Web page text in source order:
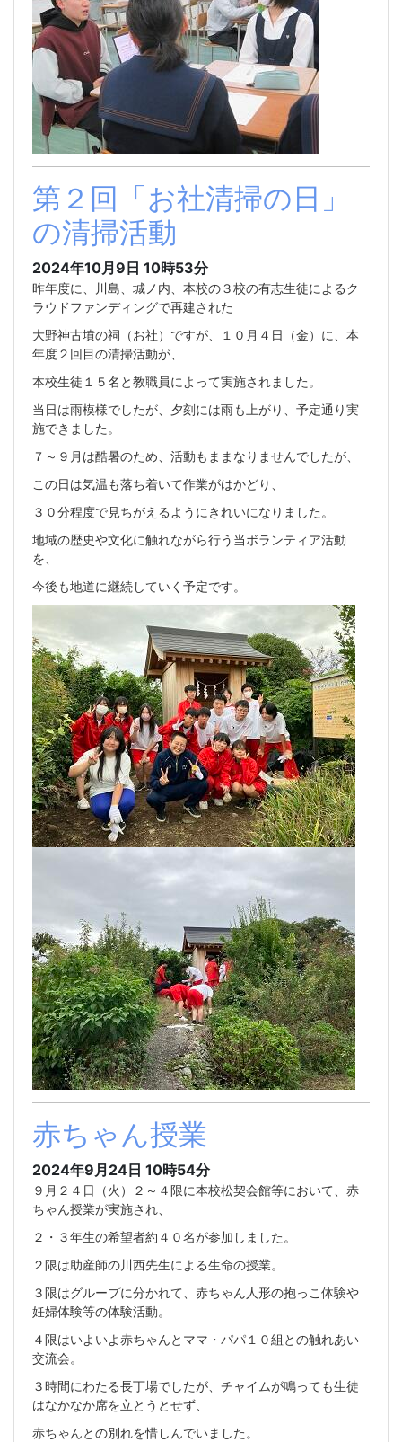
第２回「お社清掃の日」
の清掃活動
2024年10月9日 10時53分
昨年度に、川島、城ノ内、本校の３校の有志生徒によるク
ラウドファンディングで再建された
大野神古墳の祠（お社）ですが、１０月４日（金）に、本
年度２回目の清掃活動が、
本校生徒１５名と教職員によって実施されました。
当日は雨模様でしたが、夕刻には雨も上がり、予定通り実
施できました。
７～９月は酷暑のため、活動もままなりませんでしたが、
この日は気温も落ち着いて作業がはかどり、
３０分程度で見ちがえるようにきれいになりました。
地域の歴史や文化に触れながら行う当ボランティア活動
を、
今後も地道に継続していく予定です。
赤ちゃん授業
2024年9月24日 10時54分
９月２４日（火）２～４限に本校松契会館等において、赤
ちゃん授業が実施され、
２・３年生の希望者約４０名が参加しました。
２限は助産師の川西先生による生命の授業。
３限はグループに分かれて、赤ちゃん人形の抱っこ体験や
妊婦体験等の体験活動。
４限はいよいよ赤ちゃんとママ・パパ１０組との触れあい
交流会。
３時間にわたる長丁場でしたが、チャイムが鳴っても生徒
はなかなか席を立とうとせず、
赤ちゃんとの別れを惜しんでいました。